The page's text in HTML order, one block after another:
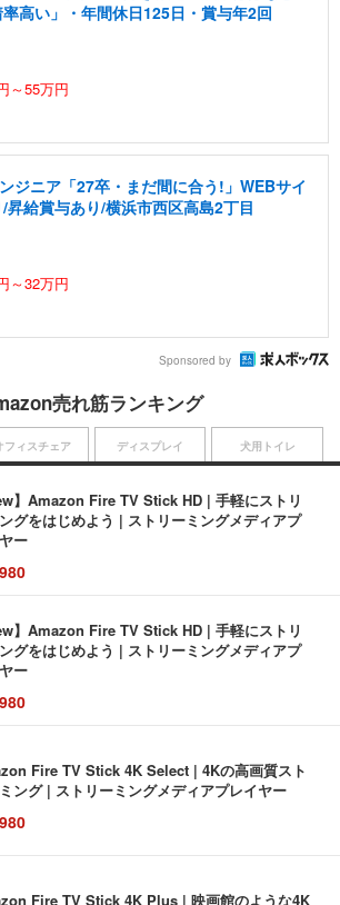
高い」・年間休日125日・賞与年2回
～55万円
ジニア「27卒・まだ間に合う!」WEBサイ
昇給賞与あり/横浜市西区高島2丁目
～32万円
Sponsored by
売れ筋ランキング
】Amazon Fire TV Stick HD | 手軽にストリ
グをはじめよう | ストリーミングメディアプ
ー
】Amazon Fire TV Stick HD | 手軽にストリ
グをはじめよう | ストリーミングメディアプ
ー
Fire TV Stick 4K Select | 4Kの高画質スト
ング | ストリーミングメディアプレイヤー
Fire TV Stick 4K Plus | 映画館のような4K
フィスチェア ディスプレイ 犬用トイレ